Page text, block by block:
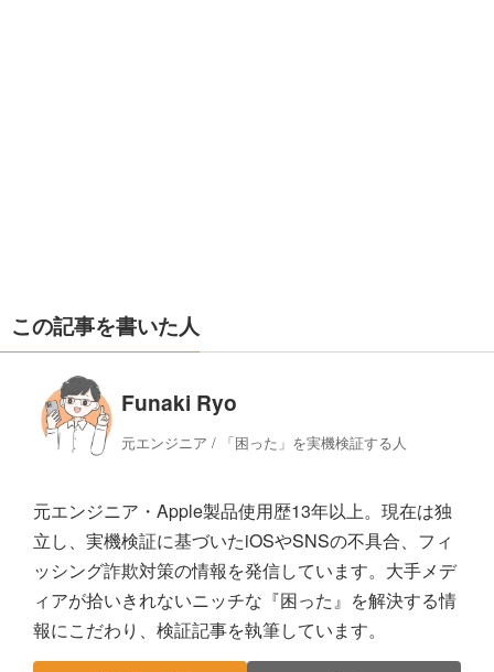
この記事を書いた人
Funaki Ryo
元エンジニア / 「困った」を実機検証する人
元エンジニア・Apple製品使用歴13年以上。現在は独
立し、実機検証に基づいたiOSやSNSの不具合、フィ
ッシング詐欺対策の情報を発信しています。大手メデ
ィアが拾いきれないニッチな『困った』を解決する情
報にこだわり、検証記事を執筆しています。